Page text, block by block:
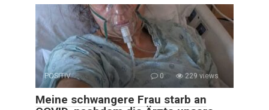
POSITIV 0 229 views
Meine schwangere Frau starb an